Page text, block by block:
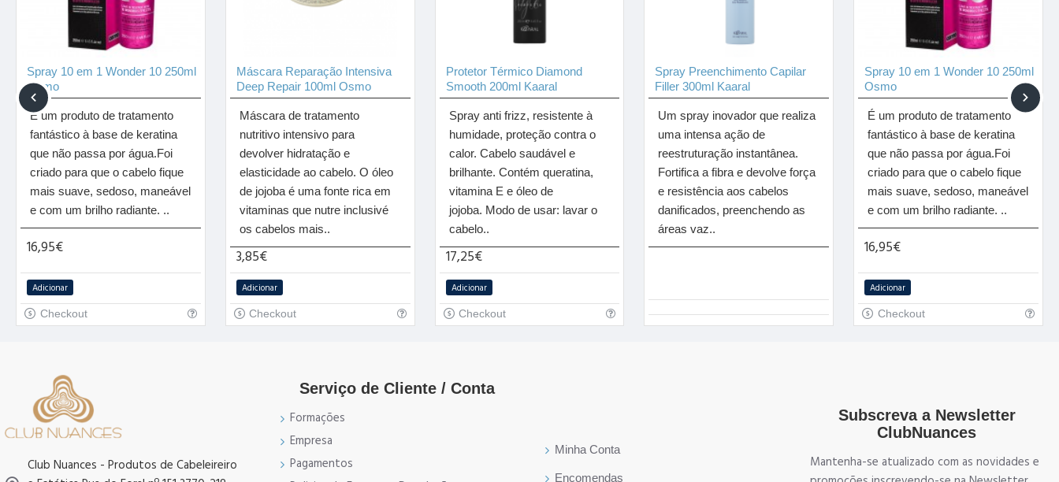
Spray 10 em 1 Wonder 10 250ml
Osmo
É um produto de tratamento
fantástico à base de keratina
que não passa por água.Foi
criado para que o cabelo fique
mais suave, sedoso, maneável
e com um brilho radiante. ..
16,95€
Adicionar
Checkout
Máscara Reparação Intensiva
Deep Repair 100ml Osmo
Máscara de tratamento
nutritivo intensivo para
devolver hidratação e
elasticidade ao cabelo. O óleo
de jojoba é uma fonte rica em
vitaminas que nutre inclusivé
os cabelos mais..
3,85€
Adicionar
Checkout
Protetor Térmico Diamond
Smooth 200ml Kaaral
Spray anti frizz, resistente à
humidade, proteção contra o
calor. Cabelo saudável e
brilhante. Contém queratina,
vitamina E e óleo de
jojoba. Modo de usar: lavar o
cabelo..
17,25€
Adicionar
Checkout
Spray Preenchimento Capilar
Filler 300ml Kaaral
Um spray inovador que realiza
uma intensa ação de
reestruturação instantânea.
Fortifica a fibra e devolve força
e resistência aos cabelos
danificados, preenchendo as
áreas vaz..
Spray 10 em 1 Wonder 10 250ml
Osmo
É um produto de tratamento
fantástico à base de keratina
que não passa por água.Foi
criado para que o cabelo fique
mais suave, sedoso, maneável
e com um brilho radiante. ..
16,95€
Adicionar
Checkout
Club Nuances - Produtos de Cabeleireiro
Serviço de Cliente / Conta
Formações
Empresa
Pagamentos
Minha Conta
Encomendas
Subscreva a Newsletter
ClubNuances
Mantenha-se atualizado com as novidades e